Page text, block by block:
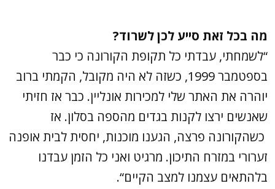
מה בכל זאת סייע לכן לשרוד?
“לשמחתי, עבדתי כל תקופת הקורונה כי כבר
בספטמבר 1999, כשזה לא היה מקובל, הקמתי ברוב
יוהרה את האתר שלי למכירות אונליין. כבר אז חזיתי
שאנשים ירצו לקנות בגדים מהספה בסלון. אז
כשהקורונה פרצה, הגענו מוכנות, יחסית לבית אופנה
זערורי במזרח התיכון. מרגיט ואני כל הזמן עבדנו
בלהתאים עצמנו למצב הקיים“.